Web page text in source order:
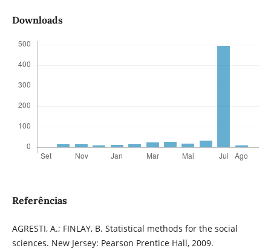
Downloads
Referências
AGRESTI, A.; FINLAY, B. Statistical methods for the social
sciences. New Jersey: Pearson Prentice Hall, 2009.